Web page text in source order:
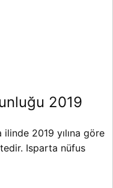
2019
2019 yılına göre
Isparta nüfus